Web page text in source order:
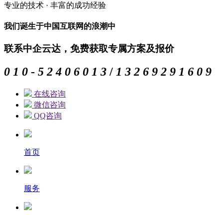
专业的技术 · 丰富的成功经验
我们诞生于中国互联网的浪潮中
联系中企云达，免费获取专属方案及报价
0 1 0 - 5 2 4 0 6 0 1 3 / 1 3 2 6 9 2 9 1 6 0 9
在线咨询
微信咨询
QQ咨询
首页
服务